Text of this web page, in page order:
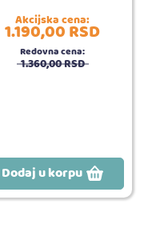
Akcijska cena:
1.190,00RSD
Redovna cena:
1.360,00RSD
Dodaj u korpu